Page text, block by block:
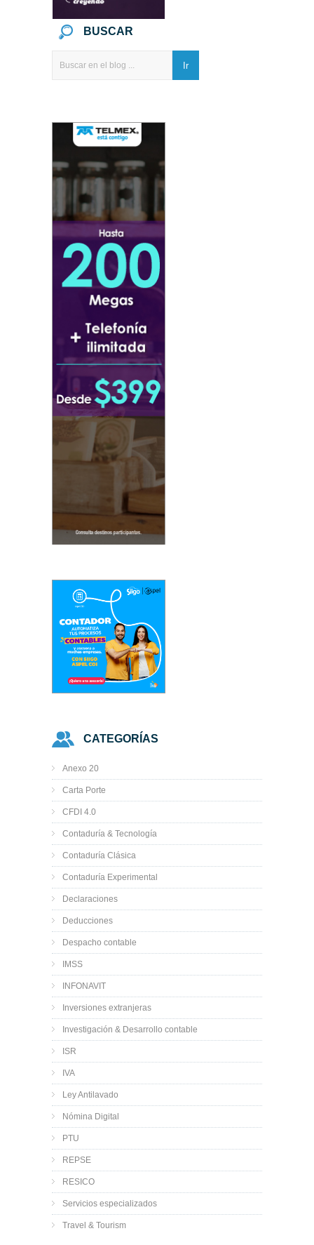
BUSCAR
CATEGORÍAS
Anexo 20
Carta Porte
CFDI 4.0
Contaduría & Tecnología
Contaduría Clásica
Contaduría Experimental
Declaraciones
Deducciones
Despacho contable
IMSS
INFONAVIT
Inversiones extranjeras
Investigación & Desarrollo contable
ISR
IVA
Ley Antilavado
Nómina Digital
PTU
REPSE
RESICO
Servicios especializados
Travel & Tourism